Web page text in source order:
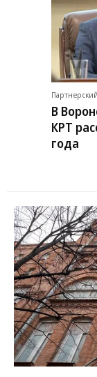
В
КРТ
года